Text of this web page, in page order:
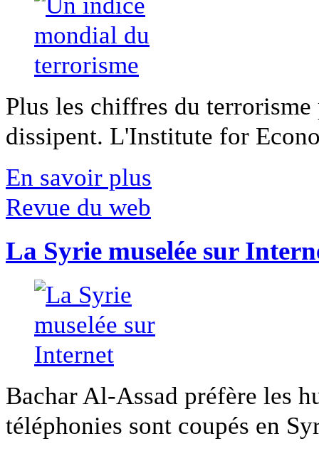
Plus les chiffres du
dissipent. L'Institute for
En savoir plus
Revue du web
La Syrie muselée sur
Bachar Al-Assad préfère les
téléphonies sont coupés en